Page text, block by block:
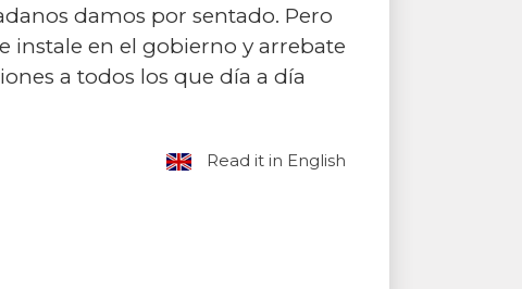
damos por sentado. Pero
instale en el gobierno y arrebate
a todos los que día a día
Read it in English